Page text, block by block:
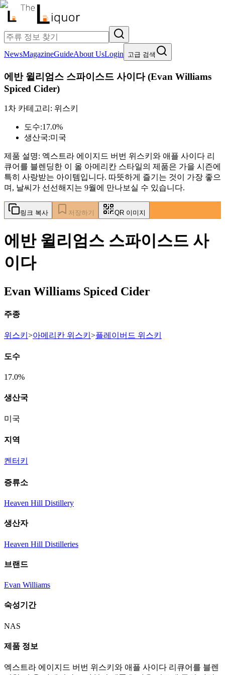
NewsMagazineGuideAbout UsLogin 고급 검색
에반 윌리엄스 스파이스드 사이다(Evan Williams
Spiced Cider)
1차 카테고리: 위스키
도수:17.0%
생산국:미국
제품 설명: 엑스트라 에이지드 버번 위스키와 애플 사이다 리
큐어를 블렌딩한 이 올 아메리칸 스타일의 제품은 가을 시즌에
특히 사랑받는 아이템입니다. 따뜻하게 즐기는 것이 가장 좋으
며, 날씨가 선선해지는 9월에 만나보실 수 있습니다.
링크 복사 저장하기 QR 이미지
에반 윌리엄스 스파이스드 사
이다
Evan Williams Spiced Cider
주종
위스키 >아메리칸 위스키 >플레이버드 위스키
도수
17.0%
생산국
미국
지역
켄터키
증류소
Heaven Hill Distillery
생산자
Heaven Hill Distilleries
브랜드
Evan Williams
숙성기간
NAS
제품 정보
엑스트라 에이지드 버번 위스키와 애플 사이다 리큐어를 블렌